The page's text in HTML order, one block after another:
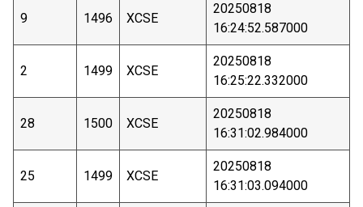
9 1496 XCSE
20250818
16:24:52.587000
2 1499 XCSE
20250818
16:25:22.332000
28 1500 XCSE
20250818
16:31:02.984000
25 1499 XCSE
20250818
16:31:03.094000